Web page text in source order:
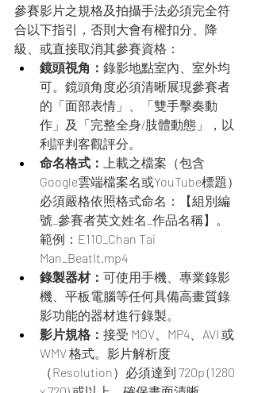
參賽影片之規格及拍攝手法必須完全符
合以下指引，否則大會有權扣分、降
級、或直接取消其參賽資格：
鏡頭視角： 錄影地點室內、室外均
可。鏡頭角度必須清晰展現參賽者
的「面部表情」、「雙手擊奏動
作」及「完整全身/肢體動態」，以
利評判客觀評分。
命名格式：
上載之檔案（包含
Google雲端檔案名或YouTube標題）
必須嚴格依照格式命名：【組別編
號_參賽者英文姓名_作品名稱】。
範例：E110_Chan Tai
Man_BeatIt.mp4
錄製器材： 可使用手機、專業錄影
機、平板電腦等任何具備高畫質錄
影功能的器材進行錄製。
影片規格： 接受 MOV、MP4、AVI 或
WMV 格式。影片解析度
（Resolution）必須達到 720p (1280